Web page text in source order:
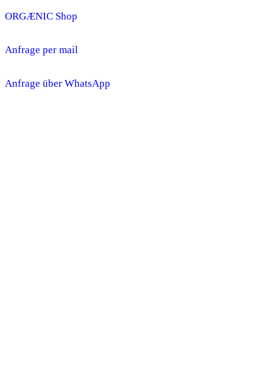
ORGÆNIC Shop
Anfrage per mail
Anfrage über WhatsApp